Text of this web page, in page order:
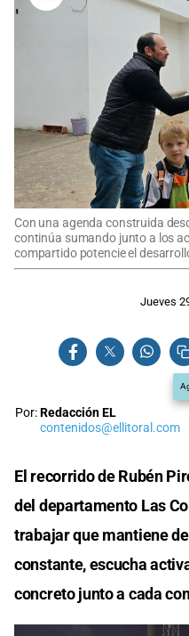
Con una agenda construida
continúa sumando junto a los
compartido potencie el
Jueves
Por:Redacción EL
contenidos@ellitoral.com
El recorrido de Rubén
del departamento Las
trabajar que mantiene
constante, escucha
concreto junto a cada